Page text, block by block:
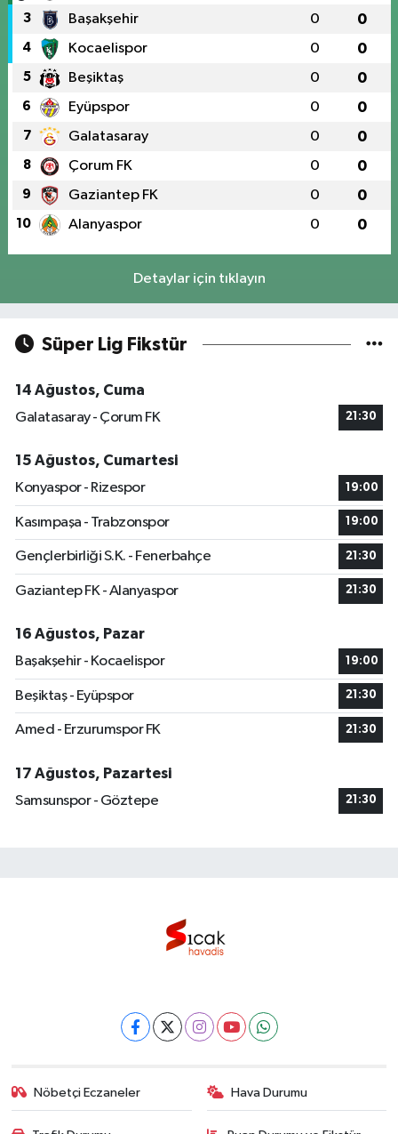
3 Başakşehir 0 0
4 Kocaelispor 0 0
5 Beşiktaş 0 0
6 Eyüpspor 0 0
7 Galatasaray 0 0
8 Çorum FK 0 0
9 Gaziantep FK 0 0
10 Alanyaspor 0 0
Detaylar için tıklayın
Süper Lig Fikstür
14 Ağustos, Cuma
Galatasaray - Çorum FK
21:30
15 Ağustos, Cumartesi
Konyaspor - Rizespor
19:00
Kasımpaşa - Trabzonspor 19:00
Gençlerbirliği S.K. - Fenerbahçe 21:30
Gaziantep FK - Alanyaspor 21:30
16 Ağustos, Pazar
Başakşehir - Kocaelispor
19:00
Beşiktaş - Eyüpspor 21:30
Amed - Erzurumspor FK 21:30
17 Ağustos, Pazartesi
Samsunspor - Göztepe
21:30
Nöbetçi Eczaneler Hava Durumu